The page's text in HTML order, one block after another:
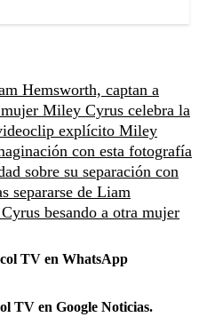
Hemsworth, captan a
Miley Cyrus celebra la
explícito Miley
con esta fotografía
sobre su separación con
separarse de Liam
besando a otra mujer
TV en WhatsApp
TV en Google Noticias.